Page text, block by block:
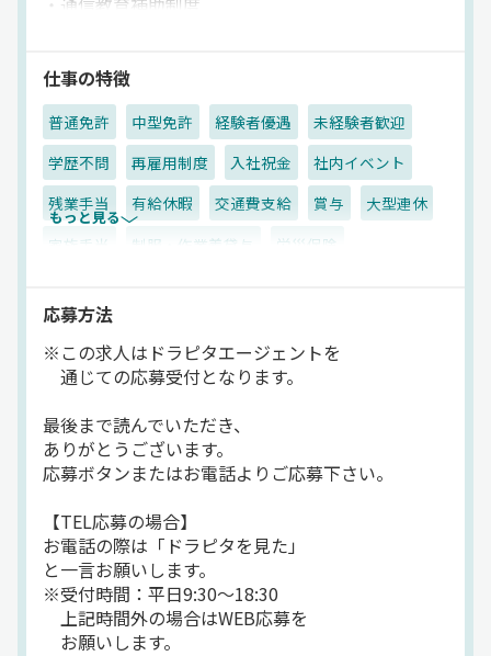
仕事の特徴
普通免許 中型免許 経験者優遇
未経験者歓迎
学歴不問
再雇用制度 入社祝金
社内イベント
残業手当
有給休暇 交通費支給 賞与
大型連休
家族手当
制服・作業着貸与
労災保険
資格取得制度
表彰制度
退職金制度 昼 夜 真夜中
正社員
もっと見る
応募方法
※この求人はドラピタエージェントを
通じての応募受付となります。
最後まで読んでいただき、
ありがとうございます。
応募ボタンまたはお電話よりご応募下さい。
【TEL応募の場合】
お電話の際は「ドラピタを見た」
と一言お願いします。
※受付時間：平日9:30～18:30
上記時間外の場合はWEB応募を
お願いします。